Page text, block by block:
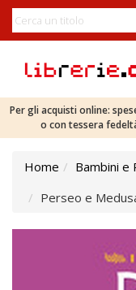
Per gli acquisti online:
o con tessera
Home Bambini e
Perseo e